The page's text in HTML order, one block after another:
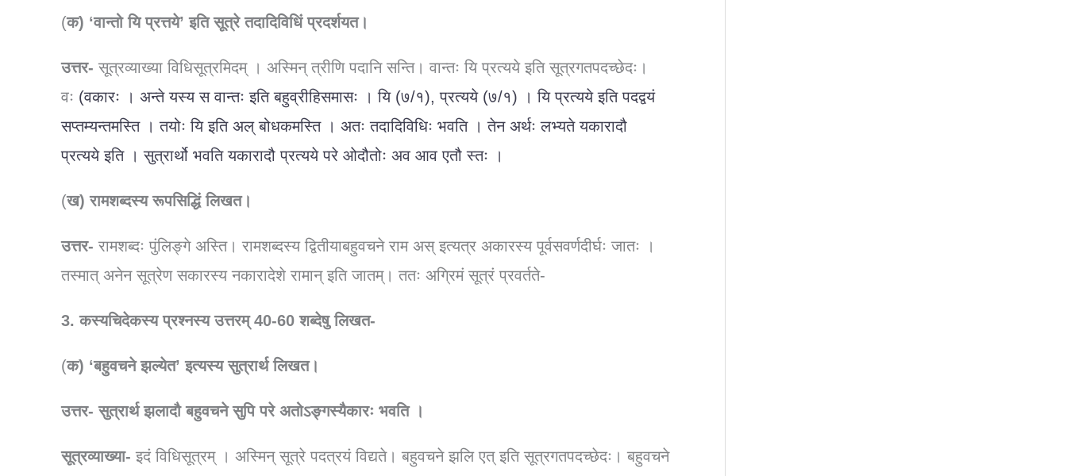
(क) ‘वान्तो यि प्रत्तये’ इति सूत्रे तदादिविधिं प्रदर्शयत।
उत्तर- सूत्रव्याख्या विधिसूत्रमिदम् । अस्मिन् त्रीणि पदानि सन्ति। वान्तः यि प्रत्यये इति सूत्रगतपदच्छेदः।
वः (वकारः । अन्ते यस्य स वान्तः इति बहुव्रीहिसमासः । यि (७/१), प्रत्यये (७/१) । यि प्रत्यये इति पदद्वयं
सप्तम्यन्तमस्ति । तयोः यि इति अल् बोधकमस्ति । अतः तदादिविधिः भवति । तेन अर्थः लभ्यते यकारादौ
प्रत्यये इति । सुत्रार्थो भवति यकारादौ प्रत्यये परे ओदौतोः अव आव एतौ स्तः ।
(ख) रामशब्दस्य रूपसिद्धिं लिखत।
उत्तर- रामशब्दः पुंलिङ्गे अस्ति। रामशब्दस्य द्वितीयाबहुवचने राम अस् इत्यत्र अकारस्य पूर्वसवर्णदीर्घः जातः ।
तस्मात् अनेन सूत्रेण सकारस्य नकारादेशे रामान् इति जातम्। ततः अग्रिमं सूत्रं प्रवर्तते-
3. कस्यचिदेकस्य प्रश्नस्य उत्तरम् 40-60 शब्देषु लिखत-
(क) ‘बहुवचने झल्येत’ इत्यस्य सुत्रार्थ लिखत।
उत्तर- सुत्रार्थ झलादौ बहुवचने सुपि परे अतोऽङ्गस्यैकारः भवति ।
सूत्रव्याख्या- इदं विधिसूत्रम् । अस्मिन् सूत्रे पदत्रयं विद्यते। बहुवचने झलि एत् इति सूत्रगतपदच्छेदः। बहुवचने